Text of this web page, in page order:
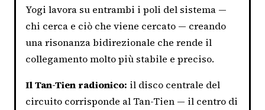
Yogi lavora su entrambi i poli del sistema —
chi cerca e ciò che viene cercato — creando
una risonanza bidirezionale che rende il
collegamento molto più stabile e preciso.
Il Tan-Tien radionico: il disco centrale del
circuito corrisponde al Tan-Tien — il centro di